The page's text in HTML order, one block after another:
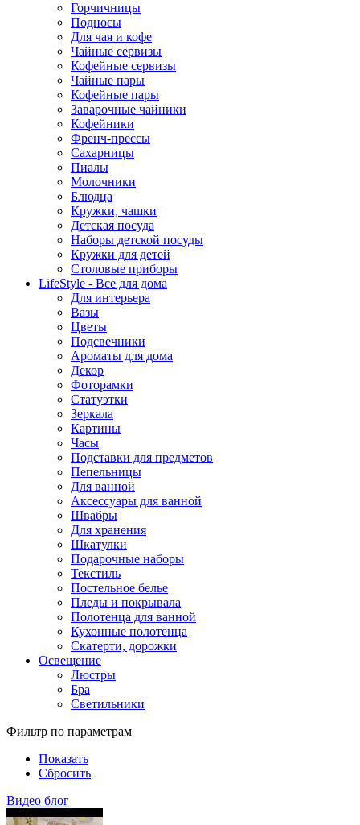
Горчичницы
Подносы
Для чая и кофе
Чайные сервизы
Кофейные сервизы
Чайные пары
Кофейные пары
Заварочные чайники
Кофейники
Френч-прессы
Сахарницы
Пиалы
Молочники
Блюдца
Кружки, чашки
Детская посуда
Наборы детской посуды
Кружки для детей
Столовые приборы
LifeStyle - Все для дома
Для интерьера
Вазы
Цветы
Подсвечники
Ароматы для дома
Декор
Фоторамки
Статуэтки
Зеркала
Картины
Часы
Подставки для предметов
Пепельницы
Для ванной
Аксессуары для ванной
Швабры
Для хранения
Шкатулки
Подарочные наборы
Текстиль
Постельное белье
Пледы и покрывала
Полотенца для ванной
Кухонные полотенца
Скатерти, дорожки
Освещение
Люстры
Бра
Светильники
Фильтр по параметрам
Показать
Сбросить
Видео блог